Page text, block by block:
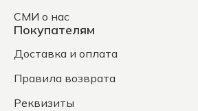
СМИ о нас
Покупателям
Доставка и оплата
Правила возврата
Реквизиты